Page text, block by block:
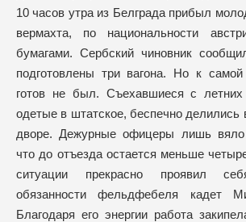
10 часов утра из Белграда прибыл
вермахта, по национальности
бумагами. Сербский чиновник
подготовлены три вагона. Но к самой
готов не был. Съехавшиеся с летних
одетые в штатское, беспечно делились
дворе. Дежурные офицеры лишь вяло
что до отъезда остается меньше
ситуации прекрасно проявил
обязанности фельдфебеля кадет
Благодаря его энергии работа